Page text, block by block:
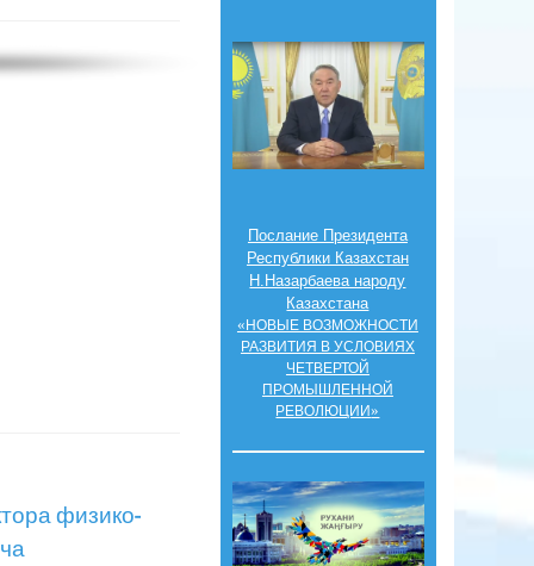
физико-
Послание Президента
Республики Казахстан
Н.Назарбаева народу
Казахстана
«НОВЫЕ ВОЗМОЖНОСТИ
РАЗВИТИЯ В УСЛОВИЯХ
ЧЕТВЕРТОЙ
ПРОМЫШЛЕННОЙ
РЕВОЛЮЦИИ»